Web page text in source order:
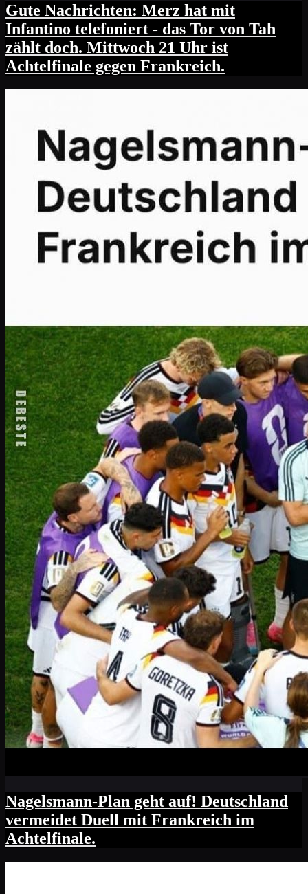
Gute Nachrichten: Merz hat mit
Infantino telefoniert - das Tor von Tah
zählt doch. Mittwoch 21 Uhr ist
Achtelfinale gegen Frankreich.
Nagelsmann-Plan geht auf! Deutschland
vermeidet Duell mit Frankreich im
Achtelfinale.